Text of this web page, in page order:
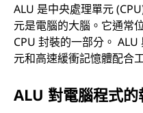
ALU 是中央處理單元
元是電腦的大腦。它通常
CPU 封裝的一部分。
元和高速緩衝記憶體配合
ALU 對電腦程式的